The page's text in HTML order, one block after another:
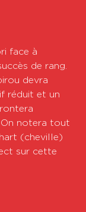
face à
de rang.
devra
réduit et un
On notera tout
(cheville)
sur cette